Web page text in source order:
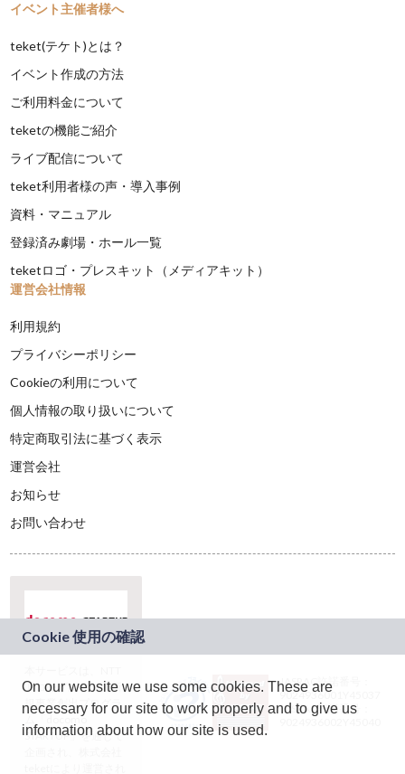
イベント主催者様へ
teket(テケト)とは？
イベント作成の方法
ご利用料金について
teketの機能ご紹介
ライブ配信について
teket利用者様の声・導入事例
資料・マニュアル
登録済み劇場・ホール一覧
teketロゴ・プレスキット（メディアキット）
運営会社情報
利用規約
プライバシーポリシー
Cookieの利用について
個人情報の取り扱いについて
特定商取引法に基づく表示
運営会社
お知らせ
お問い合わせ
ドコモグループの新
規事業創出プログラ
ム「docomo
STARTUP」を通じて
JASRAC許諾番号：
9024936001Y45037
JASRAC許諾番号：
On our website we use some cookies. These are
necessary for our site to work properly and to give us
information about how our site is used.